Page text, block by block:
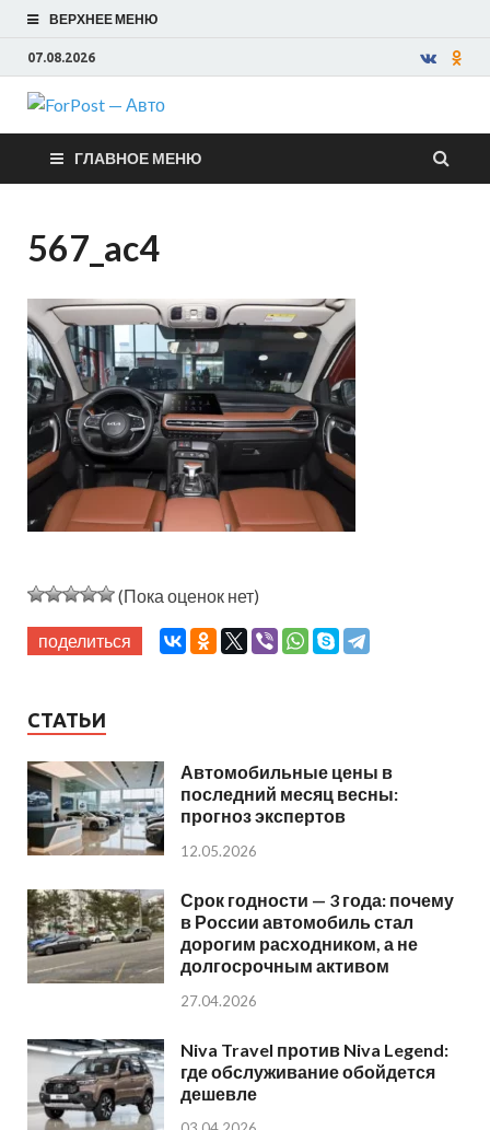
ВЕРХНЕЕ МЕНЮ
07.08.2026
ForPost —
Авто
ГЛАВНОЕ МЕНЮ
567_ac4
(Пока оценок нет)
поделиться
СТАТЬИ
Автомобильные цены в
последний месяц весны:
прогноз экспертов
12.05.2026
Срок годности — 3 года: почему
в России автомобиль стал
дорогим расходником, а не
долгосрочным активом
27.04.2026
Niva Travel против Niva Legend:
где обслуживание обойдется
дешевле